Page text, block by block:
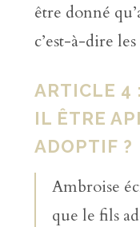
être donné
c’est-à-dire
ARTICLE 4
IL ÊTRE
ADOPTIF ?
Ambroise
que le fils